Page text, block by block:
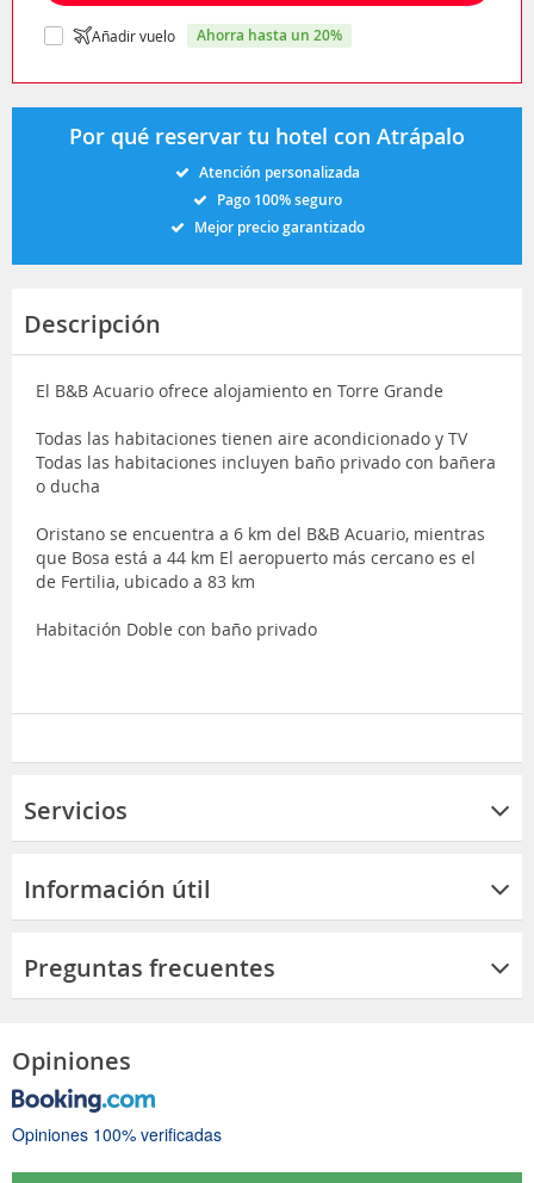
Añadir vuelo ahorra hasta un 20%
Por qué reservar tu hotel con Atrápalo
Atención personalizada
Pago 100% seguro
Mejor precio garantizado
Descripción
El B&B Acuario ofrece alojamiento en Torre Grande
Todas las habitaciones tienen aire acondicionado y TV
Todas las habitaciones incluyen baño privado con bañera
o ducha
Oristano se encuentra a 6 km del B&B Acuario, mientras
que Bosa está a 44 km El aeropuerto más cercano es el
de Fertilia, ubicado a 83 km
Habitación Doble con baño privado
Servicios
Información útil
Preguntas frecuentes
Opiniones
Opiniones 100% verificadas